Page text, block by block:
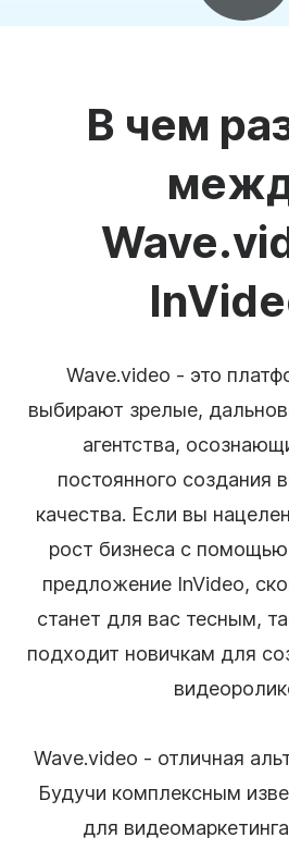
В чем
Wave.video - это
выбирают зрелые,
агентства,
постоянного создания
качества. Если вы
рост бизнеса с помощью
предложение InVideo,
станет для вас тесным,
подходит новичкам для
Wave.video - отличная
Будучи комплексным
для